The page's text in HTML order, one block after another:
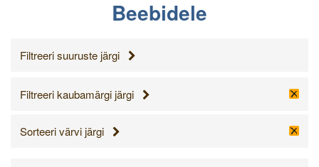
Beebidele
Filtreeri suuruste järgi
Filtreeri kaubamärgi järgi
Sorteeri värvi järgi